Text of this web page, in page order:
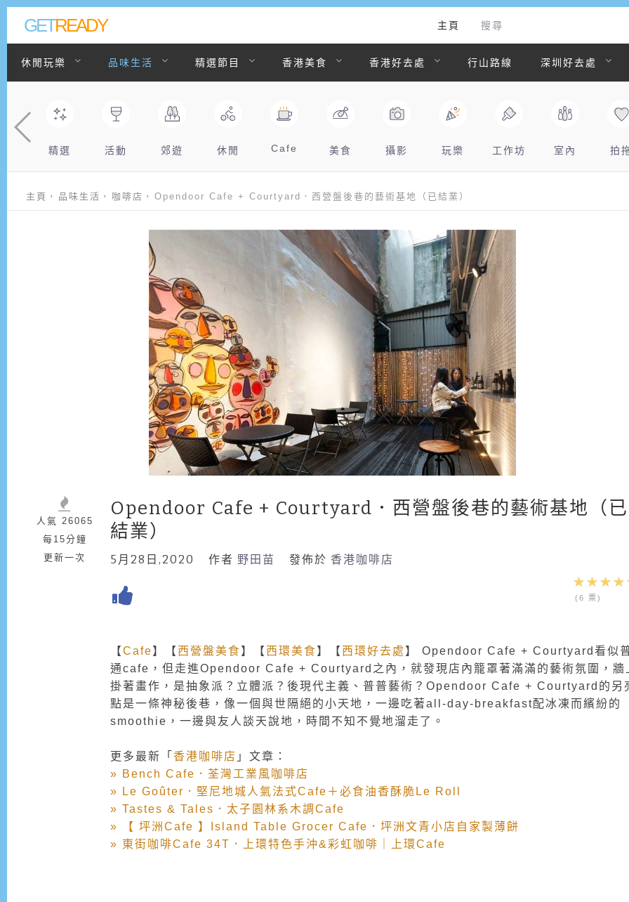
GETREADY 主頁 搜尋
休閒玩樂 品味生活 精選節目 香港美食 香港好去處 行山路線 深圳好去處
精選 活動 郊遊 休閒 Cafe 美食 攝影 玩樂 工作坊 室內 拍
主頁 品味生活 咖啡店 Opendoor Cafe + Courtyard．西營盤後巷的藝術基地（已結業）
Opendoor Cafe + Courtyard．西營盤後巷的藝術基地（已
結業）
5月28日,2020 作者 野田苗 發佈於 香港咖啡店
(6 票)
【Cafe】【 西營盤美食】【 西環美食】【 西環好去處 】 Opendoor Cafe + Courtyard看似
通cafe，但走進Opendoor Cafe + Courtyard之內，就發現店內籠罩著滿滿的藝術氛圍，牆
掛著畫作，是抽象派？立體派？後現代主義、普普藝術？Opendoor Cafe + Courtyard的另
點是一條神秘後巷，像一個與世隔絕的小天地，一邊吃著all-day-breakfast配冰凍而繽紛的
smoothie，一邊與友人談天說地，時間不知不覺地溜走了。
更多最新「 香港咖啡店 」文章：
» Bench Cafe．荃灣工業風咖啡店
» Le Goûter．堅尼地城人氣法式Cafe＋必食油香酥脆Le Roll
» Tastes & Tales．太子園林系木調Cafe
» 【 坪洲Cafe 】Island Table Grocer Cafe．坪洲文青小店自家製薄餅
» 東街咖啡Cafe 34T．上環特色手沖&彩虹咖啡｜上環Cafe
人氣 26065
每15分鐘
更新一次